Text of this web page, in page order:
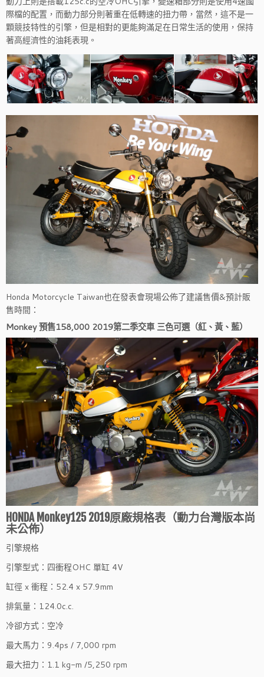
際檔的配置，而動力部分則著重在低轉速的扭力帶，當然，這不是一
顆競技特性的引擎，但是相對的更能夠滿足在日常生活的使用，保持
著高經濟性的油耗表現。
Honda Motorcycle Taiwan也在發表會現場公佈了建議售價&預計販
售時間：
Monkey 預售158,000 2019第二季交車 三色可選（紅、黃、藍）
HONDA Monkey125 2019原廠規格表（動力台灣版本尚
未公佈）
引擎規格
引擎型式：四衝程OHC 單缸 4V
缸徑 x 衝程：52.4 x 57.9mm
排氣量：124.0c.c.
冷卻方式：空冷
最大馬力：9.4ps / 7,000 rpm
最大扭力：1.1 kg-m /5,250 rpm